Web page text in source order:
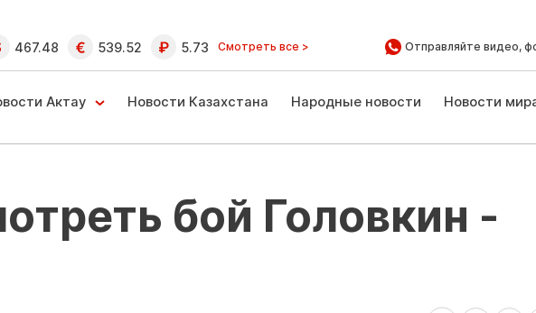
467.48 539.52 5.73 Смотреть все > Отправляйте видео,
Актау Новости Казахстана Народные новости Новости
бой Головкин -